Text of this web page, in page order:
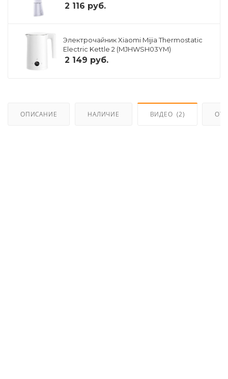
2 116 руб.
Электрочайник Xiaomi Mijia Thermostatic
Electric Kettle 2 (MJHWSH03YM)
2 149 руб.
ОПИСАНИЕ НАЛИЧИЕ ВИДЕО (2)